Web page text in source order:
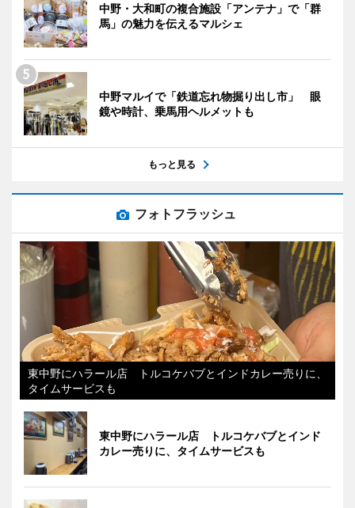
中野・大和町の複合施設「アンテナ」で「群
馬」の魅力を伝えるマルシェ
中野マルイで「鉄道忘れ物掘り出し市」 眼
鏡や時計、乗馬用ヘルメットも
もっと見る
フォトフラッシュ
東中野にハラール店 トルコケバブとインドカレー売りに、
タイムサービスも
東中野にハラール店 トルコケバブとインド
カレー売りに、タイムサービスも